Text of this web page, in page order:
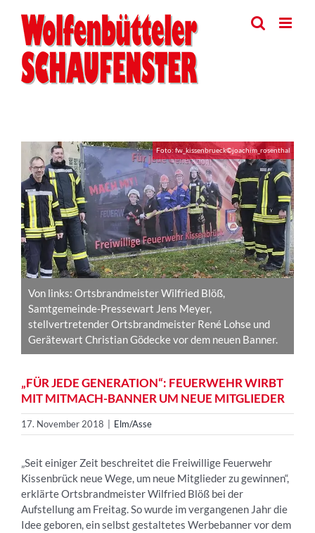
content
Larger
Image
Von links: Ortsbrandmeister Wilfried Blöß,
Samtgemeinde-Pressewart Jens Meyer,
stellvertretender Ortsbrandmeister René Lohse und
Gerätewart Christian Gödecke vor dem neuen Banner.
Foto: fw_kissenbrueck©joachim_rosenthal
„FÜR JEDE GENERATION“: FEUERWEHR WIRBT
MIT MITMACH-BANNER UM NEUE MITGLIEDER
17. November 2018 Elm/Asse
„Seit einiger Zeit beschreitet die Freiwillige Feuerwehr
Kissenbrück neue Wege, um neue Mitglieder zu gewinnen“,
erklärte Ortsbrandmeister Wilfried Blöß bei der
Aufstellung am Freitag. So wurde im vergangenen Jahr die
Idee geboren, ein selbst gestaltetes Werbebanner vor dem